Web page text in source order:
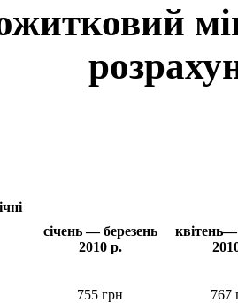
січень — березень
2010 р.
755 грн 767